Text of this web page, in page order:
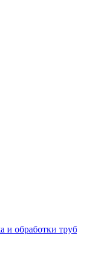
и обработки труб